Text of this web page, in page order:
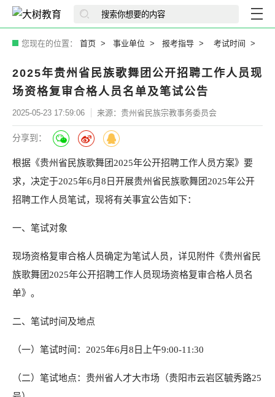
您现在的位置： 首页 事业单位 报考指导 考试时间
2025年贵州省民族歌舞团公开招聘工作人员现
场资格复审合格人员名单及笔试公告
2025-05-23 17:59:06 来源：贵州省民族宗教事务委员会
分享到：
根据《贵州省民族歌舞团2025年公开招聘工作人员方案》要
求，决定于2025年6月8日开展贵州省民族歌舞团2025年公开
招聘工作人员笔试，现将有关事宜公告如下：
一、笔试对象
现场资格复审合格人员确定为笔试人员，详见附件《贵州省民
族歌舞团2025年公开招聘工作人员现场资格复审合格人员名
单》。
二、笔试时间及地点
（一）笔试时间：2025年6月8日上午9:00-11:30
（二）笔试地点：贵州省人才大市场（贵阳市云岩区毓秀路25